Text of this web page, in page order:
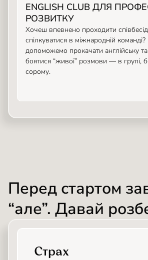
ENGLISH CLUB ДЛЯ
РОЗВИТКУ
Хочеш впевнено проходити
спілкуватися в міжнародній
допоможемо прокачати англійську
боятися “живої” розмови — в групі,
сорому.
Перед стартом
“але”. Давай
Страх